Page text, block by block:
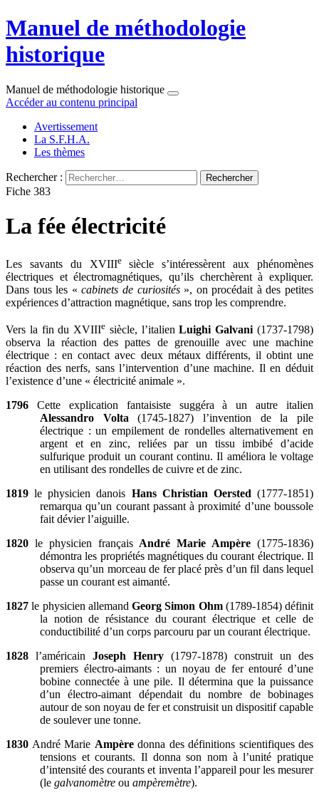
Manuel de méthodologie
historique
Manuel de méthodologie historique
Accéder au contenu principal
Avertissement
La S.F.H.A.
Les thèmes
Rechercher :
Fiche 383
La fée électricité
Les savants du XVIIIesiècle s’intéressèrent aux phénomènes
électriques et électromagnétiques, qu’ils cherchèrent à expliquer.
Dans tous les «cabinets de curiosités», on procédait à des petites
expériences d’attraction magnétique, sans trop les comprendre.
Vers la fin du XVIIIe siècle, l’italienLuighi Galvani(1737-1798)
observa la réaction des pattes de grenouille avec une machine
électrique : en contact avec deux métaux différents, il obtint une
réaction des nerfs, sans l’intervention d’une machine. Il en déduit
l’existence d’une « électricité animale ».
1796 Cette explication fantaisiste suggéra à un autre italien
Alessandro Volta(1745-1827) l’invention de la pile
électrique : un empilement de rondelles alternativement en
argent et en zinc, reliées par un tissu imbibé d’acide
sulfurique produit un courant continu. Il améliora le voltage
en utilisant des rondelles de cuivre et de zinc.
1819 le physicien danois Hans Christian Oersted(1777-1851)
remarqua qu’un courant passant à proximité d’une boussole
fait dévier l’aiguille.
1820 le physicien françaisAndré Marie Ampère(1775-1836)
démontra les propriétés magnétiques du courant électrique. Il
observa qu’un morceau de fer placé près d’un fil dans lequel
passe un courant est aimanté.
1827 le physicien allemand Georg Simon Ohm(1789-1854) définit
la notion de résistance du courant électrique et celle de
conductibilité d’un corps parcouru par un courant électrique.
1828 l’américain Joseph Henry (1797-1878) construit un des
premiers électro-aimants : un noyau de fer entouré d’une
bobine connectée à une pile. Il détermina que la puissance
d’un électro-aimant dépendait du nombre de bobinages
autour de son noyau de fer et construisit un dispositif capable
de soulever une tonne.
1830 André Marie Ampèredonna des définitions scientifiques des
tensions et courants. Il donna son nom à l’unité pratique
d’intensité des courants et inventa l’appareil pour les mesurer
(le galvanomètre ou ampèremètre).